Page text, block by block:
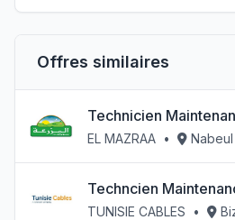
Offres similaires
Technicien
EL MAZRAA • Nabeul
Techncien
TUNISIE CABLES •